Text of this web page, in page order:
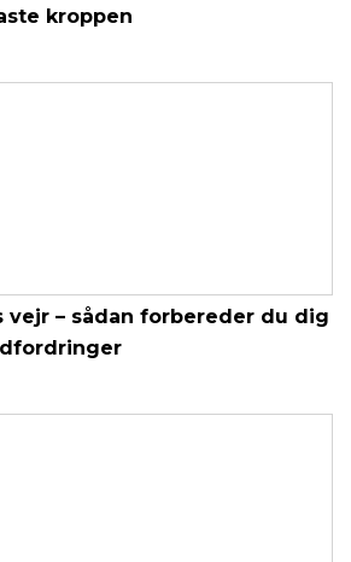
kroppen
vejr – sådan forbereder du dig